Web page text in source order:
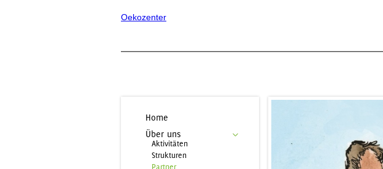
Oekozenter
Home
Über uns
Aktivitäten
Strukturen
Partner